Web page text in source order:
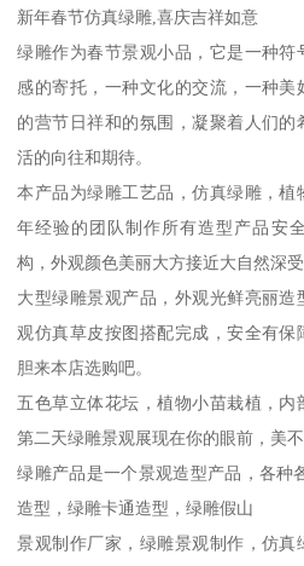
新年春节仿真绿雕,喜庆吉祥如意
绿雕作为春节景观小品，它是一种
感的寄托，一种文化的交流，一种
的营节日祥和的氛围，凝聚着人们
活的向往和期待。
本产品为绿雕工艺品，仿真绿雕，
年经验的团队制作所有造型产品安
构，外观颜色美丽大方接近大自然深受
大型绿雕景观产品，外观光鲜亮丽
观仿真草皮按图搭配完成，安全有
胆来本店选购吧。
五色草立体花坛，植物小苗栽植，内
第二天绿雕景观展现在你的眼前，美不
绿雕产品是一个景观造型产品，各种
造型，绿雕卡通造型，绿雕假山
景观制作厂家，绿雕景观制作，仿